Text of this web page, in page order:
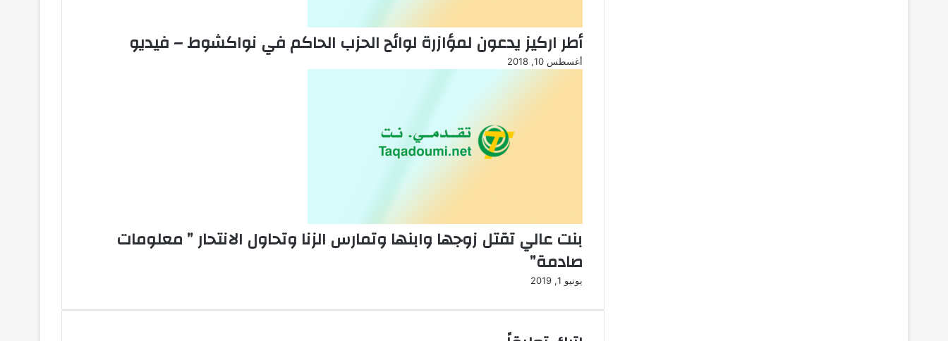
أطر اركيز يدعون لمؤازرة لوائح الحزب الحاكم في نواكشوط – فيديو
أغسطس 10, 2018
بنت عالي تقتل زوجها وابنها وتمارس الزنا وتحاول الانتحار ” معلومات
صادمة”
يونيو 1, 2019